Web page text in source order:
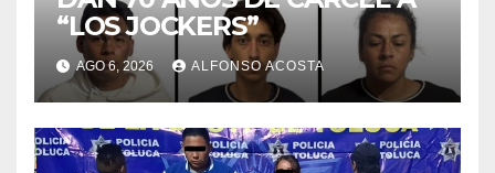
“LOS JOCKERS”
AGO 6, 2026 ALFONSO ACOSTA